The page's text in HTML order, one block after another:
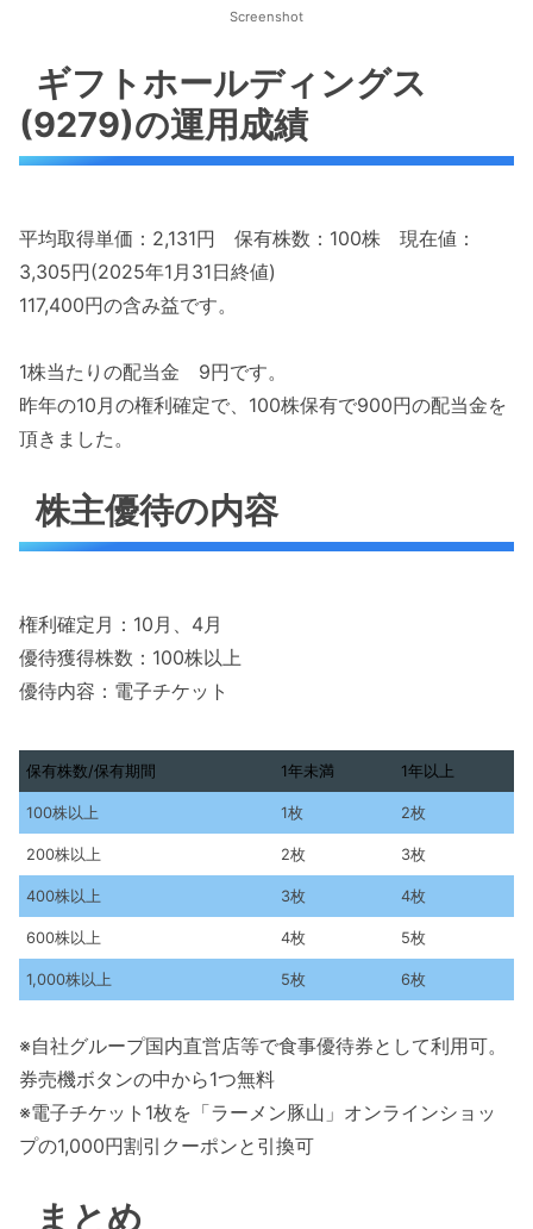
Screenshot
ギフトホールディングス
(9279)の運用成績
平均取得単価：2,131円 保有株数：100株 現在値：
3,305円(2025年1月31日終値)
117,400円の含み益です。
1株当たりの配当金 9円です。
昨年の10月の権利確定で、100株保有で900円の配当金を
頂きました。
株主優待の内容
権利確定月：10月、4月
優待獲得株数：100株以上
優待内容：電子チケット
保有株数/保有期間 1年未満
1年以上
保有株数/保有期間
1年未満 1年以上
100株以上 1枚 2枚
200株以上 2枚 3枚
400株以上 3枚 4枚
600株以上 4枚 5枚
1,000株以上 5枚 6枚
※自社グループ国内直営店等で食事優待券として利用可。
券売機ボタンの中から1つ無料
※電子チケット1枚を「ラーメン豚山」オンラインショッ
プの1,000円割引クーポンと引換可
まとめ